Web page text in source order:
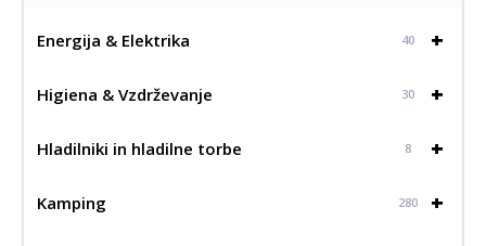
+
Energija & Elektrika 40
+
Higiena & Vzdrževanje 30
+
Hladilniki in hladilne torbe 8
+
Kamping 280